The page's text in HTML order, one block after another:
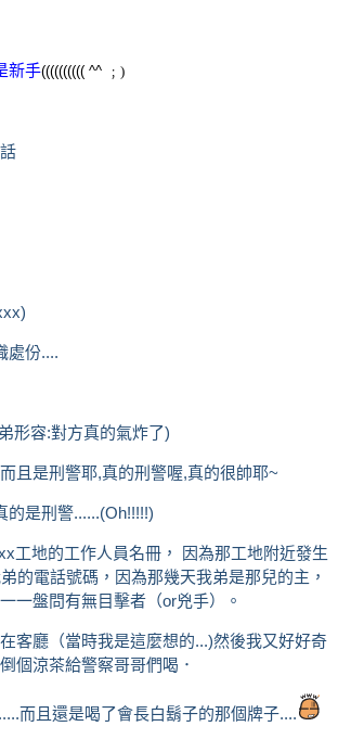
新手(((((((((( ^^ ﹔)
處份....
形容:對方真的氣炸了)
且是刑警耶,真的刑警喔,真的很帥耶~
的是刑警......(Oh!!!!!)
工地的工作人員名冊， 因為那工地附近發生
的電話號碼，因為那幾天我弟是那兒的主，
一盤問有無目擊者（or兇手）。
客廳（當時我是這麼想的...)然後我又好好奇
個涼茶給警察哥哥們喝．
而且還是喝了會長白鬍子的那個牌子....